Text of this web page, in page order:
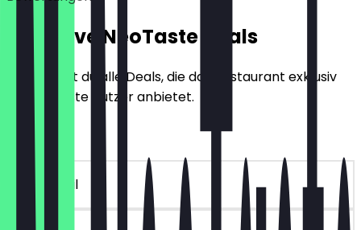
Exklusive NeoTaste Deals
Hier findest du alle Deals, die das Restaurant exklusiv
für NeoTaste Nutzer anbietet.
2für1 Eis
~€ 1 Vorteil